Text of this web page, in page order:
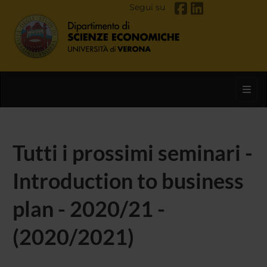
Segui su
Tutti i prossimi seminari -
Introduction to business
plan - 2020/21 -
(2020/2021)